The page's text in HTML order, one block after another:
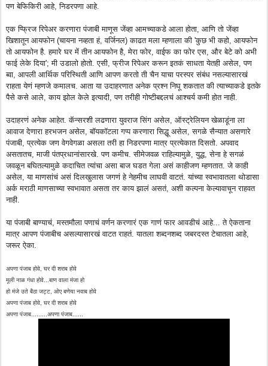
पण बेफिकिरी आहे, निडरपणा आहे.
एक प्फ्रिज रिपेअर करणारा पंजाबी माणूस जेंव्हा आमच्याकडे आला होता, आणि तो जेंव्हा
खिशातून आयफोन (चायना नव्हता हं, वर्जिनल) काढत मला म्हणाला की 'कुछ भी कहो, आयफोन
तो आयफोन है. हमारे घर में तीन आयफोन है, मेरा फोर, वाईफ का फोर एस, और बेटे को अभी
फाई लेके दिया'; मी उडालो होतो. एसी, फ्रीज रिपेअर करून इतकं साधता येतही असेल, पण
ब्वा, आपली आर्थिक परिस्थिती आणि आपण करतो ती चैन याचा परस्पर संबंध नसल्यासारखं
राहता येणं म्हणजे कमालच. आता या उदाहरणात अनेक प्रश्न निघू शकतात की त्याच्याकडे इतके
पैसे कसे आले, काय झोल केले इत्यादी, पण तरीही गोष्टीबद्दलचं आश्चर्य कमी होत नाही.
उदाहरणं अनेक आहेत. कॅन्सरशी लढणारा युवराज सिंग असेल, ऑस्ट्रेलियन खेळाडूंना ला
आवाज देणारा हरभजन असेल, बॉयकॉटला गप्प करणारा सिद्धू असेल, सगळे सैन्यात असणारे
पंजाबी, प्रत्येक जण वेगवेगळा असला तरी हा निडरपणा मात्र प्रत्येकात दिसतो. अपवाद
असतातच, माजी पंतप्रधानांसारखे. पण कमीच. सीमेजवळ राहिल्यामुळे, युद्ध, सेना हे सगळं
जवळून बघितल्यामुळे कदाचित त्यांचा असा बाज घडत गेला असं काहीजण म्हणतात. जे काही
असेल, या माणसांचं असं दिलखुलास जगणं हे नेहमीच लाघवी वाटतं. यांच्या स्वभावातला थोडासा
अर्क मराठी माणसाच्या स्वभावात असता तर काय झालं असतं, अशी कल्पना केल्यावाचून राहवत
नाही.
या पंजाबी बाण्याचं, मस्तमौला पणाचं वर्णन करणारं एक गाणं फार आवडीचं आहे... ते ऐकताना
मात्र आपण पंजाबीच असल्यासारखं वाटत राहतं. यातला शब्दनशब्द जबरदस्त टेचातला आहे,
जरूर ऐका.
अपणा पंजाब होवे, घर दी शराब होवे
मूली नाळ गंधा होवे...बाण वाला मंजा हो
हो मंजे उते बैठा जट्ट, ओए बणेया नवाब होवे
अपणा पंजाब होवे, घर दी शराब होवे
अपणा पंजाब.........अपणा पंजाब......